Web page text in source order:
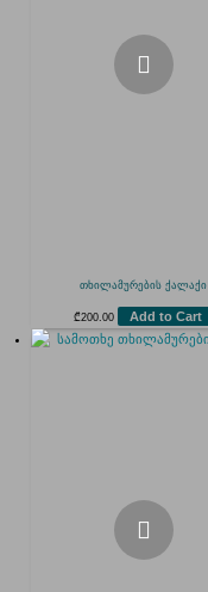
თხილამურების ქალაქი
₾200.00 Add to Cart